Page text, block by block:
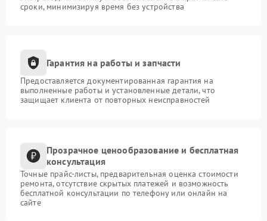
сроки, минимизируя время без устройства
Гарантия на работы и запчасти
Предоставляется документированная гарантия на
выполненные работы и установленные детали, что
защищает клиента от повторных неисправностей
Прозрачное ценообразование и бесплатная
консультация
Точные прайс-листы, предварительная оценка стоимости
ремонта, отсутствие скрытых платежей и возможность
бесплатной консультации по телефону или онлайн на
сайте